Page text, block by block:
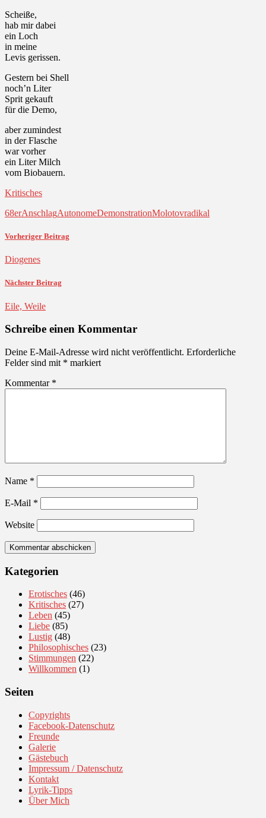
Scheiße,
hab mir dabei
ein Loch
in meine
Levis gerissen.
Gestern bei Shell
noch’n Liter
Sprit gekauft
für die Demo,
aber zumindest
in der Flasche
war vorher
ein Liter Milch
vom Biobauern.
Kritisches
68erAnschlagAutonomeDemonstrationMolotovradikal
Vorheriger Beitrag
Diogenes
Nächster Beitrag
Eile, Weile
Schreibe einen Kommentar
Deine E-Mail-Adresse wird nicht veröffentlicht. Erforderliche
Felder sind mit * markiert
Kommentar *
Name *
E-Mail *
Website
Kategorien
Erotisches (46)
Kritisches (27)
Leben (45)
Liebe (85)
Lustig (48)
Philosophisches (23)
Stimmungen (22)
Willkommen (1)
Seiten
Copyrights
Facebook-Datenschutz
Freunde
Galerie
Gästebuch
Impressum / Datenschutz
Kontakt
Lyrik-Tipps
Über Mich